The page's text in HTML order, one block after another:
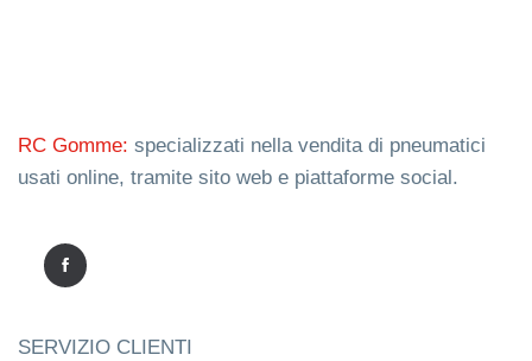
RC Gomme: specializzati nella vendita di pneumatici
usati online, tramite sito web e piattaforme social.
SERVIZIO CLIENTI